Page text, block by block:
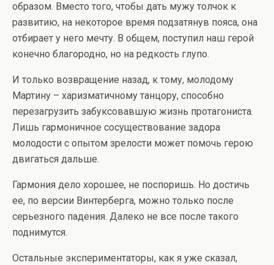
образом. Вместо того, чтобы дать мужу толчок к
развитию, на некоторое время подзатянув пояса, она
отбирает у него мечту. В общем, поступил наш герой
конечно благородно, но на редкость глупо.
И только возвращение назад, к тому, молодому
Мартину – харизматичному танцору, способно
перезагрузить забуксовавшую жизнь протагониста.
Лишь гармоничное сосуществование задора
молодости с опытом зрелости может помочь герою
двигаться дальше.
Гармония дело хорошее, не поспоришь. Но достичь
ее, по версии Винтерберга, можно только после
серьезного падения. Далеко не все после такого
поднимутся.
Остальные экспериментаторы, как я уже сказал,